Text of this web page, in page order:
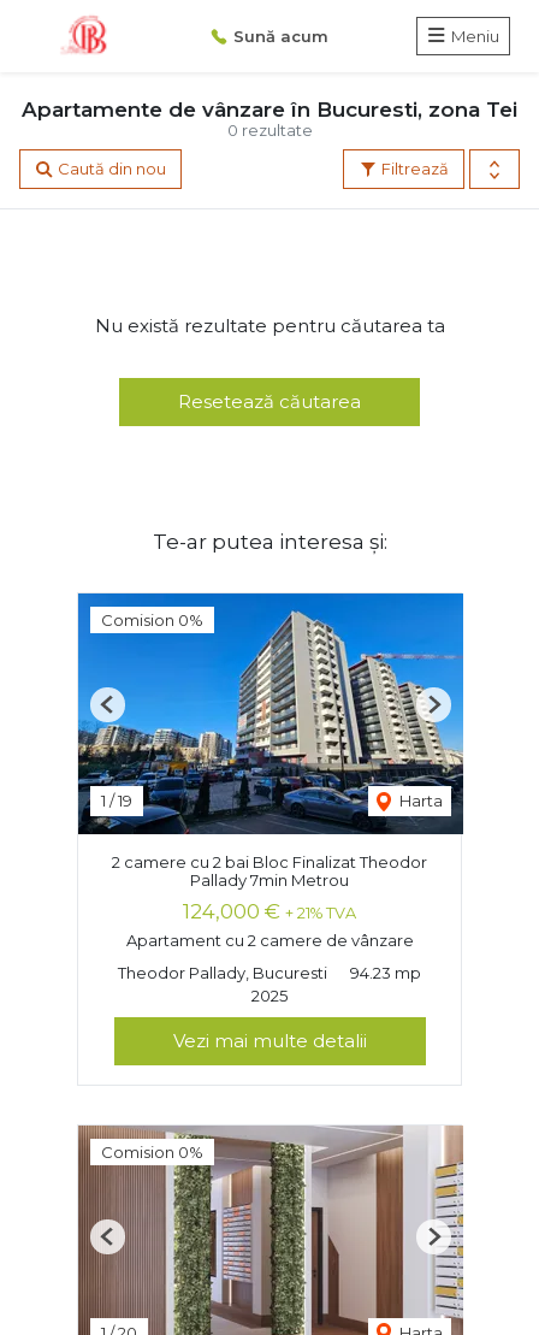
Sună acum Meniu
0 rezultate
Apartamente de vânzare în Bucuresti, zona Tei
Filtrează
Caută din nou
Nu există rezultate pentru căutarea ta
Resetează căutarea
Te-ar putea interesa și:
Comision 0%
1 /19 Harta
Previous Next
2 camere cu 2 bai Bloc Finalizat Theodor
Pallady 7min Metrou
124,000 € + 21% TVA
Apartament cu 2 camere de vânzare
Theodor Pallady, Bucuresti
94.23 mp
2025
Vezi mai multe detalii
Comision 0%
Previous Next